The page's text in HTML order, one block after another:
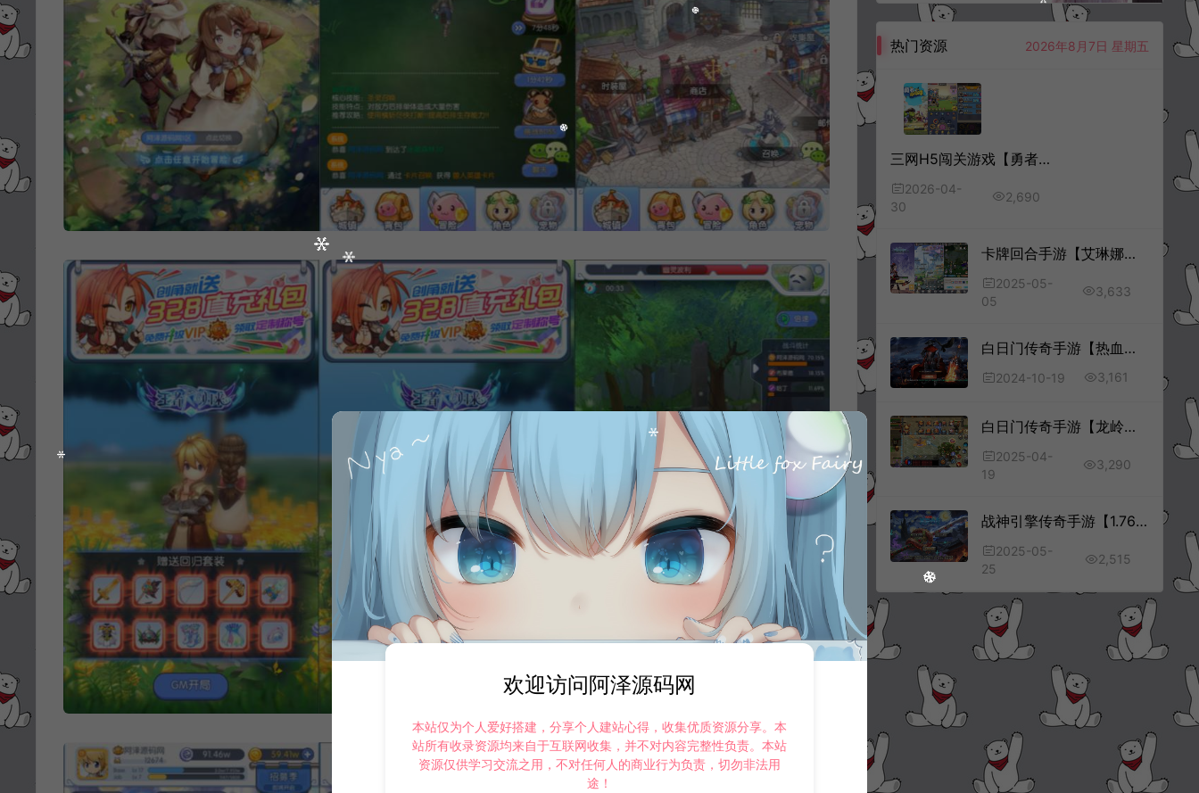
热门资源 2026年8月7日 星期五
三网H5闯关游戏【勇者冲冲冲H5】4月最新整理Linux手工服务端+Win一键服务端+解压即玩+简易安卓客户端+详细搭建教程
2026-04-
30
2,690
卡牌回合手游【艾琳娜的夜光多区跨服版】5月最新整理Linux手工服务端+明文资源+CDK授权后台+安卓苹果双端+详细搭建教程+视频教程
2025-05-
05
3,633
白日门传奇手游【热血新手村多区跨服版】10月最新整理Win一键服务端+全套客户端源码+服务端源码+管理后台+GM授权后台+安卓苹果双端+详细搭建教程+视频教程
2024-10-19 3,161
白日门传奇手游【龙岭迷窟快刀多区跨服完整版】4月最新整理Win一键服务端+全套客户端源码+服务端源码+管理后台+GM授权后台+安卓苹果双端+详细搭建教程+视频教程
2025-04-
19
3,290
战神引擎传奇手游【1.76洪荒昊天大背包三职业[白猪3.0]】5月最新整理Win一键服务端+GM授权后台+安卓苹果双端+详细搭建教程+视频教程
2025-05-
25
2,515
欢迎访问阿泽源码网
本站仅为个人爱好搭建，分享个人建站心得，收集优质资源分享。本
站所有收录资源均来自于互联网收集，并不对内容完整性负责。本站
资源仅供学习交流之用，不对任何人的商业行为负责，切勿非法用
途！